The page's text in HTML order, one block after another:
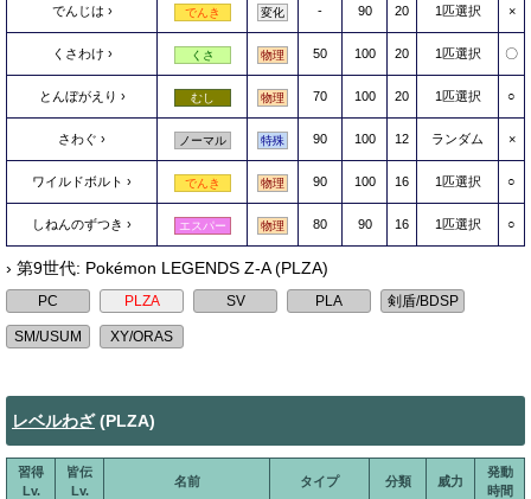
でんじは でんき 変化 - 90 20 1匹選択 ×
くさわけ くさ 物理 50 100 20 1匹選択 〇
とんぼがえり むし 物理 70 100 20 1匹選択 ○
さわぐ ノーマル 特殊 90 100 12 ランダム ×
ワイルドボルト でんき 物理 90 100 16 1匹選択 ○
しねんのずつき エスパー 物理 80 90 16 1匹選択 ○
› 第9世代: Pokémon LEGENDS Z-A (PLZA)
レベルわざ(PLZA)
習得
Lv.
皆伝
Lv.
名前 タイプ 分類 威力
発動
時間